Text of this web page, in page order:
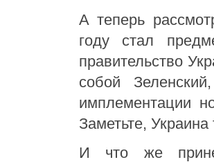
А теперь
году стал
правительство
собой
имплементации
Заметьте,
И что же